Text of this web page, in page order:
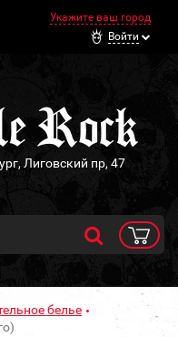
Укажите ваш город
Войти
Лиговский пр, 47
белье